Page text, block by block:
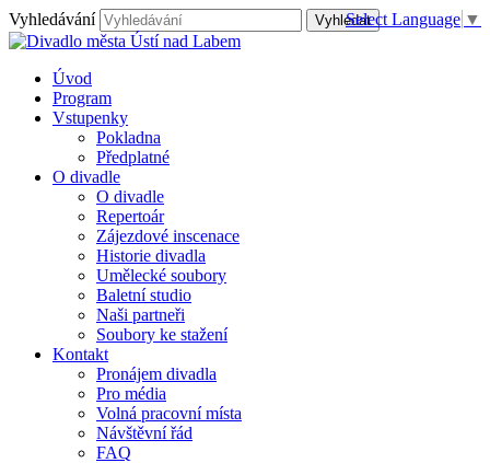
Vyhledávání
Úvod
Program
Vstupenky
Pokladna
Předplatné
O divadle
O divadle
Repertoár
Zájezdové inscenace
Historie divadla
Umělecké soubory
Baletní studio
Naši partneři
Soubory ke stažení
Kontakt
Pronájem divadla
Pro média
Volná pracovní místa
Návštěvní řád
FAQ
Select Language ▼